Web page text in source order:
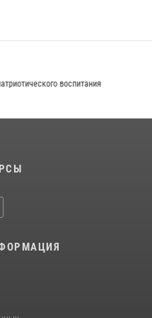
за минувшуювоспитания